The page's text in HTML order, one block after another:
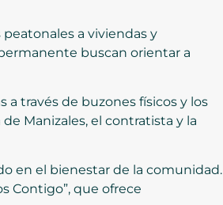
a viviendas y
buscan orientar a
a través de buzones físicos y los
Manizales, el contratista y la
en el bienestar de la comunidad.
Contigo”, que ofrece